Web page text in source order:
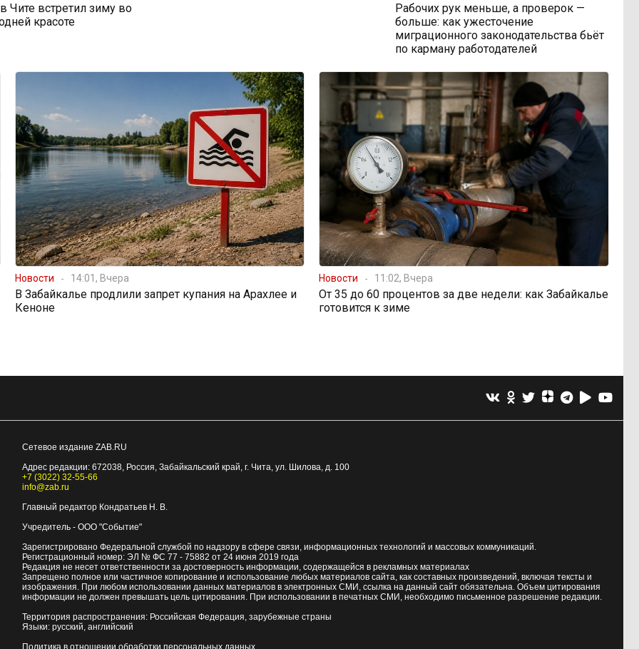
встретил зиму во
красоте
Рабочих рук меньше, а проверок —
больше: как ужесточение
миграционного законодательства бьёт
по карману работодателей
Новости 14:01, Вчера
В Забайкалье продлили запрет купания на Арахлее и
Кеноне
Новости 11:02, Вчера
От 35 до 60 процентов за две недели: как Забайкалье
готовится к зиме
Сетевое издание ZAB.RU
Адрес редакции: 672038, Россия, Забайкальский край, г. Чита, ул. Шилова, д. 100
+7 (3022) 32-55-66
info@zab.ru
Главный редактор Кондратьев Н. В.
Учредитель - ООО "Событие"
Зарегистрировано Федеральной службой по надзору в сфере связи, информационных технологий и массовых коммуникаций.
Регистрационный номер: ЭЛ № ФС 77 - 75882 от 24 июня 2019 года
Редакция не несет ответственности за достоверность информации, содержащейся в рекламных материалах
Запрещено полное или частичное копирование и использование любых материалов сайта, как составных произведений, включая тексты и
изображения. При любом использовании данных материалов в электронных СМИ, ссылка на данный сайт обязательна. Объем цитирования
информации не должен превышать цель цитирования. При использовании в печатных СМИ, необходимо письменное разрешение редакции.
Территория распространения: Российская Федерация, зарубежные страны
Языки: русский, английский
Политика в отношении обработки персональных данных